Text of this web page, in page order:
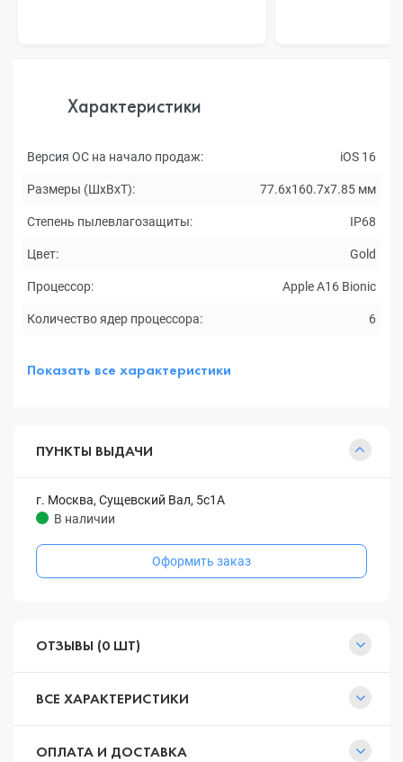
Характеристики
Версия ОС на начало продаж: iOS 16
Размеры (ШxВxТ): 77.6x160.7x7.85 мм
Степень пылевлагозащиты: IP68
Цвет: Gold
Процессор: Apple A16 Bionic
Количество ядер процессора: 6
Показать все характеристики
ПУНКТЫ ВЫДАЧИ
г. Москва, Сущевский Вал, 5с1А
В наличии
Оформить заказ
ОТЗЫВЫ (0 ШТ)
ВСЕ ХАРАКТЕРИСТИКИ
ОПЛАТА И ДОСТАВКА